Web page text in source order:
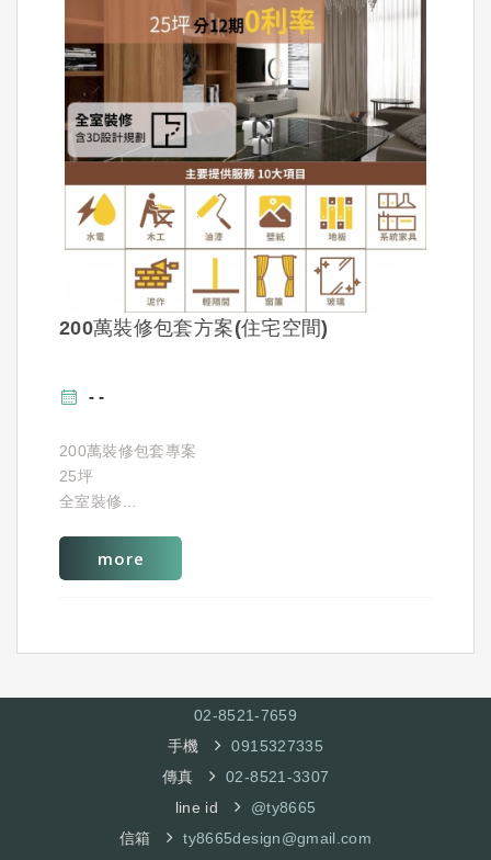
200萬裝修包套方案(住宅空間)
200萬裝修包套專案
25坪
全室裝修
水電,木工,油漆,壁紙,地板,招牌(系統家具),泥作,輕隔
可分12期0利率
more
02-8521-7659
手機
0915327335
傳真
02-8521-3307
line id
@ty8665
信箱
ty8665design@gmail.com